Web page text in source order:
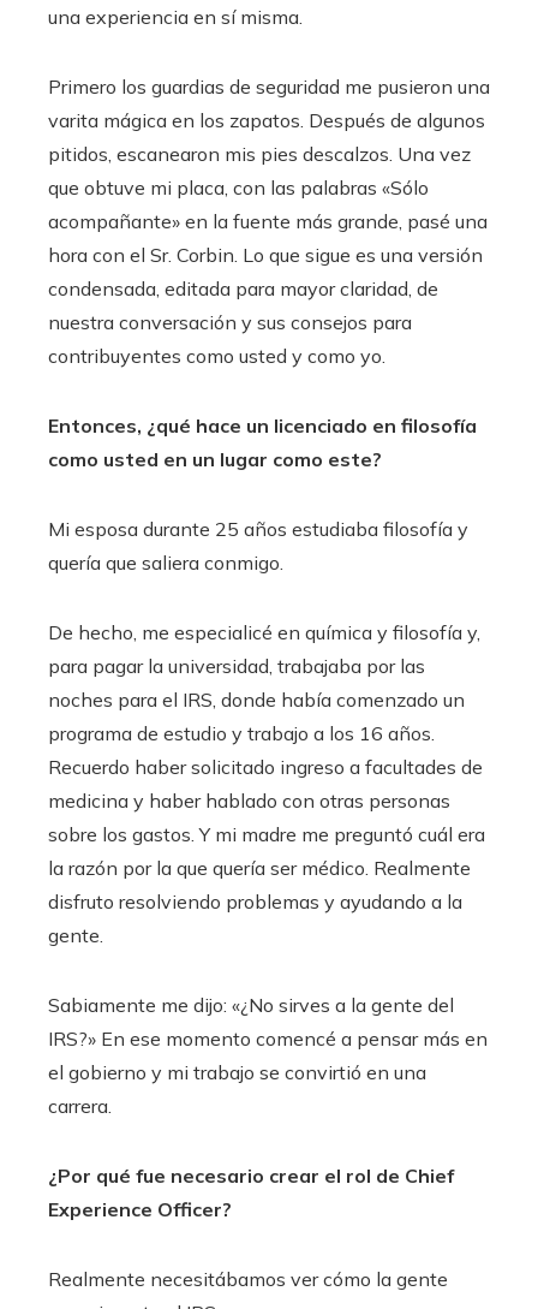
una experiencia en sí misma.
Primero los guardias de seguridad me pusieron una
varita mágica en los zapatos. Después de algunos
pitidos, escanearon mis pies descalzos. Una vez
que obtuve mi placa, con las palabras «Sólo
acompañante» en la fuente más grande, pasé una
hora con el Sr. Corbin. Lo que sigue es una versión
condensada, editada para mayor claridad, de
nuestra conversación y sus consejos para
contribuyentes como usted y como yo.
Entonces, ¿qué hace un licenciado en filosofía
como usted en un lugar como este?
Mi esposa durante 25 años estudiaba filosofía y
quería que saliera conmigo.
De hecho, me especialicé en química y filosofía y,
para pagar la universidad, trabajaba por las
noches para el IRS, donde había comenzado un
programa de estudio y trabajo a los 16 años.
Recuerdo haber solicitado ingreso a facultades de
medicina y haber hablado con otras personas
sobre los gastos. Y mi madre me preguntó cuál era
la razón por la que quería ser médico. Realmente
disfruto resolviendo problemas y ayudando a la
gente.
Sabiamente me dijo: «¿No sirves a la gente del
IRS?» En ese momento comencé a pensar más en
el gobierno y mi trabajo se convirtió en una
carrera.
¿Por qué fue necesario crear el rol de Chief
Experience Officer?
Realmente necesitábamos ver cómo la gente